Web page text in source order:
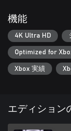
機能
4K Ultra HD
Optimized for
Xbox 実績
エディション